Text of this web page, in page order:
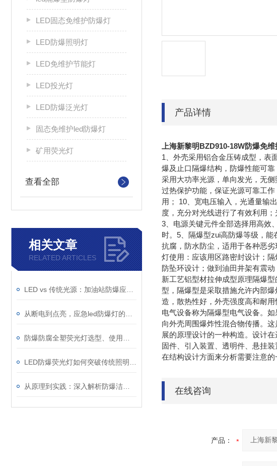
LED固态免维护防爆灯
LED防爆照明灯
LED免维护节能灯
LED投光灯
LED防爆泛光灯
固态免维护led防爆灯
矿用荧光灯
查看全部
相关文章
RELATED ARTICLES
产品详情
上海新黎明BZD910-18W防爆免
1、外壳采用铝合金压铸成型，表
爆及止口隔爆结构，防爆性能可
采用大功率光源，单向发光，无
过热保护功能，保证光源可靠工
用； 10、宽电压输入，光通量输
度，充分对光线进行了有效利用
3、电源关键元件全部选择用高效
时。5、隔爆型zui高防爆等级，
抗腐，防水防尘，适用于各种恶
灯使用：应该用区路密封设计；
防坠环设计；做到油田井架有震
新工艺铝型材拉伸成型原理隔爆
型，隔爆型是采取措施允许内部
造，散热性好，外壳强度高和耐
电气设备称为隔爆型电气设备。
向外壳周围爆炸性混合物传播。
展的原理设计的一种构造。设计
固件、引入装置、透明件、悬挂
在结构设计方面来分析需要注意的
在线咨询
产品：